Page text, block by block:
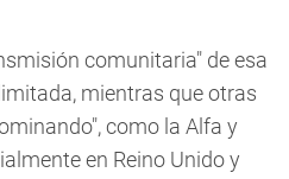
comunitaria" de esa
mientras que otras
como la Alfa y
en Reino Unido y